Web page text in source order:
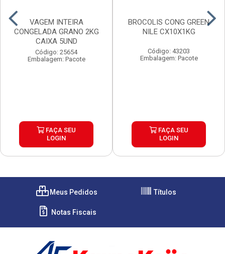
VAGEM INTEIRA
CONGELADA GRANO 2KG
CAIXA 5UND
Código: 25654
Embalagem: Pacote
FAÇA SEU
LOGIN
BROCOLIS CONG GREEN
NILE CX10X1KG
Código: 43203
Embalagem: Pacote
FAÇA SEU
LOGIN
Meus Pedidos Títulos
Notas Fiscais